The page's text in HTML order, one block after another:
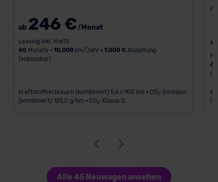
ab 246 €/Monat
Leasing inkl. MwSt.
60Monate • 10.000km/Jahr • 1.000 €Anzahlung
(anpassbar)
Kraftstoffverbrauch (kombiniert) 5,6 l/100 km • CO2-Emission
(kombiniert) 125,0 g/km • CO2-Klasse D
60
Alle 45 Neuwagen ansehen